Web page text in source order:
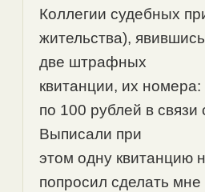
Коллегии судебных
жительства),
две штрафных
квитанции, их
по 100 рублей в
Выписали при
этом одну квитанцию
попросил сделать